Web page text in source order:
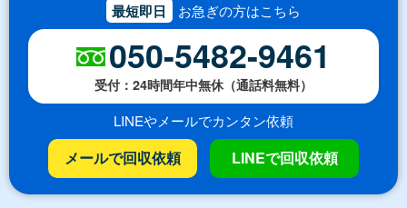
最短即日 お急ぎの方はこちら
050-5482-9461
受付：24時間年中無休（通話料無料）
LINEやメールでカンタン依頼
メールで回収依頼 LINEで回収依頼